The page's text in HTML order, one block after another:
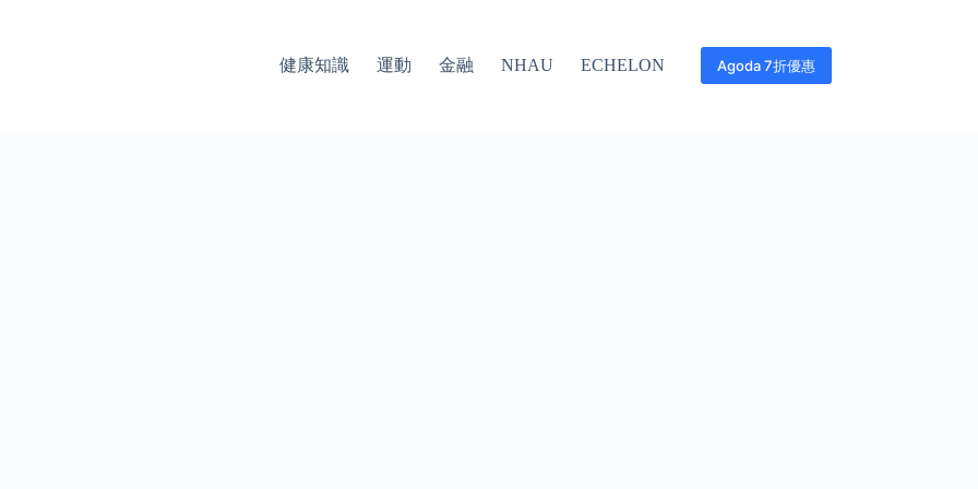
健康知識 運動 金融 NHAU ECHELON Agoda 7折優惠